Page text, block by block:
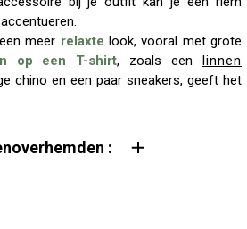
meer relaxte look, vooral met grote
op een T-shirt, zoals eenlinnen
chino en een paar sneakers, geeft het
: